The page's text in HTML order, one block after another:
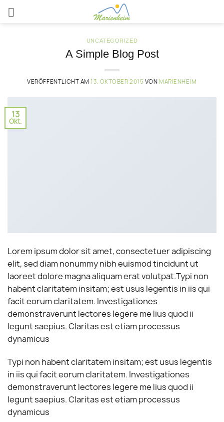
Zum
Inhalt
UNCATEGORIZED
A Simple Blog Post
VERÖFFENTLICHT AM13. OKTOBER 2015 VONMARIENHEIM
13
Okt.
Lorem ipsum dolor sit amet, consectetuer adipiscing
elit, sed diam nonummy nibh euismod tincidunt ut
laoreet dolore magna aliquam erat volutpat.Typi non
habent claritatem insitam; est usus legentis in iis qui
facit eorum claritatem. Investigationes
demonstraverunt lectores legere me lius quod ii
legunt saepius. Claritas est etiam processus
dynamicus
Typi non habent claritatem insitam; est usus legentis
in iis qui facit eorum claritatem. Investigationes
demonstraverunt lectores legere me lius quod ii
legunt saepius. Claritas est etiam processus
dynamicus